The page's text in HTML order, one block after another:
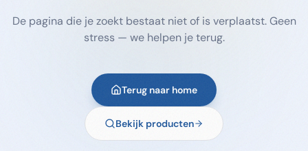
De pagina die je zoekt bestaat niet of is verplaatst. Geen
stress — we helpen je terug.
Terug naar home
Bekijk producten